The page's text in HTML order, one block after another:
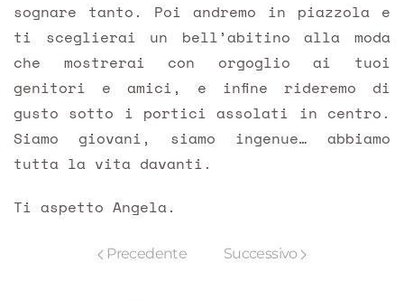
sognare tanto. Poi andremo in piazzola e
ti sceglierai un bell’abitino alla moda
che mostrerai con orgoglio ai tuoi
genitori e amici, e infine rideremo di
gusto sotto i portici assolati in centro.
Siamo giovani, siamo ingenue… abbiamo
tutta la vita davanti.
Ti aspetto Angela.
Precedente Successivo